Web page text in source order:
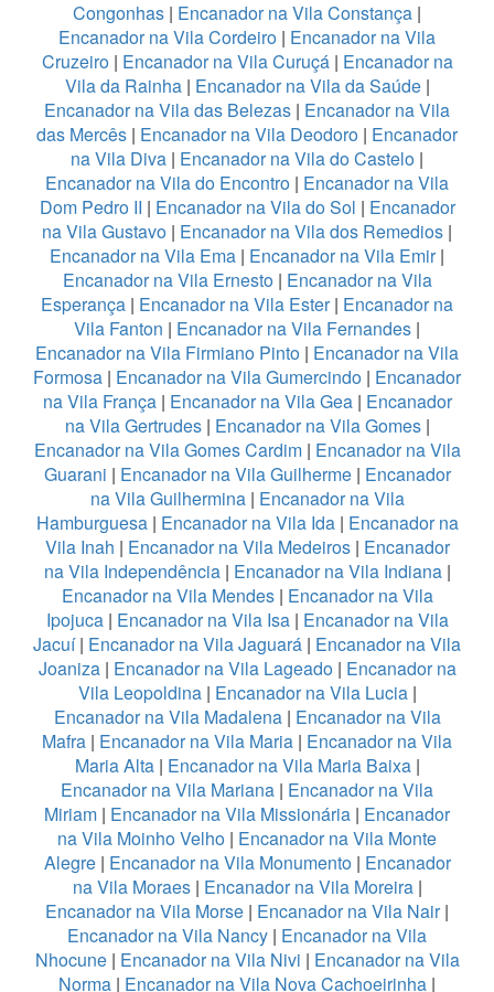
Congonhas | Encanador na Vila Constança |
Encanador na Vila Cordeiro | Encanador na Vila
Cruzeiro | Encanador na Vila Curuçá | Encanador na
Vila da Rainha | Encanador na Vila da Saúde|
Encanador na Vila das Belezas | Encanador na Vila
das Mercês | Encanador na Vila Deodoro | Encanador
na Vila Diva | Encanador na Vila do Castelo |
Encanador na Vila do Encontro | Encanador na Vila
Dom Pedro II | Encanador na Vila do Sol | Encanador
na Vila Gustavo | Encanador na Vila dos Remedios |
Encanador na Vila Ema | Encanador na Vila Emir|
Encanador na Vila Ernesto| Encanador na Vila
Esperança | Encanador na Vila Ester| Encanador na
Vila Fanton | Encanador na Vila Fernandes |
Encanador na Vila Firmiano Pinto | Encanador na Vila
Formosa | Encanador na Vila Gumercindo | Encanador
na Vila França| Encanador na Vila Gea| Encanador
na Vila Gertrudes| Encanador na Vila Gomes|
Encanador na Vila Gomes Cardim| Encanador na Vila
Guarani | Encanador na Vila Guilherme| Encanador
na Vila Guilhermina| Encanador na Vila
Hamburguesa| Encanador na Vila Ida| Encanador na
Vila Inah | Encanador na Vila Medeiros| Encanador
na Vila Independência| Encanador na Vila Indiana|
Encanador na Vila Mendes| Encanador na Vila
Ipojuca| Encanador na Vila Isa| Encanador na Vila
Jacuí| Encanador na Vila Jaguará | Encanador na Vila
Joaniza| Encanador na Vila Lageado| Encanador na
Vila Leopoldina| Encanador na Vila Lucia|
Encanador na Vila Madalena| Encanador na Vila
Mafra | Encanador na Vila Maria | Encanador na Vila
Maria Alta| Encanador na Vila Maria Baixa|
Encanador na Vila Mariana | Encanador na Vila
Miriam | Encanador na Vila Missionária | Encanador
na Vila Moinho Velho | Encanador na Vila Monte
Alegre| Encanador na Vila Monumento| Encanador
na Vila Moraes| Encanador na Vila Moreira|
Encanador na Vila Morse | Encanador na Vila Nair|
Encanador na Vila Nancy | Encanador na Vila
Nhocune| Encanador na Vila Nivi | Encanador na Vila
Norma | Encanador na Vila Nova Cachoeirinha |